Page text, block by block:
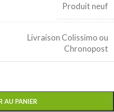
Produit neuf
Livraison Colissimo ou
Chronopost
AU PANIER